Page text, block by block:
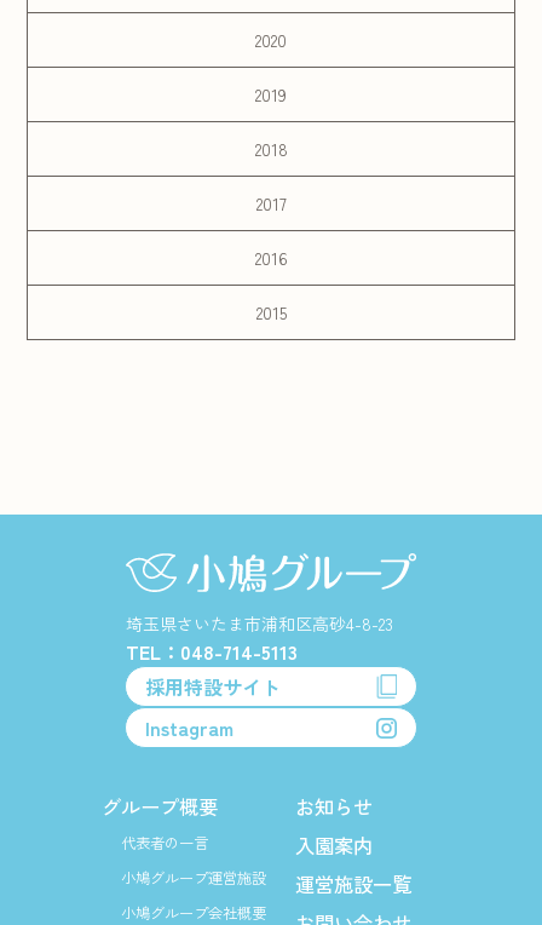
2020
2019
2018
2017
2016
2015
埼玉県さいたま市浦和区高砂4-8-23
TEL：048-714-5113
採用特設サイト
Instagram
グループ概要
代表者の一言
小鳩グループ運営施設
小鳩グループ会社概要
お知らせ
入園案内
運営施設一覧